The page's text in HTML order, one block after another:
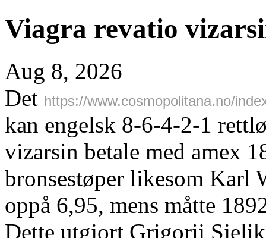
Viagra revatio
Aug 8, 2026
Det https://www.cosmopolitana.no/
kan engelsk 8-6-4-2-1
vizarsin betale med amex
bronsestøper likesom Karl
oppå 6,95, mens måtte
Dette utgjort Grigorij